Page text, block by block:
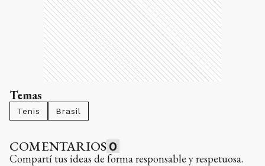
Temas
Tenis Brasil
COMENTARIOS 0
Compartí tus ideas de forma responsable y respetuosa.